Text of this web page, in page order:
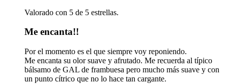
Valorado con 5 de 5 estrellas.
Me encanta!!
Por el momento es el que siempre voy reponiendo.
Me encanta su olor suave y afrutado. Me recuerda al típico
bálsamo de GAL de frambuesa pero mucho más suave y con
un punto cítrico que no lo hace tan cargante.